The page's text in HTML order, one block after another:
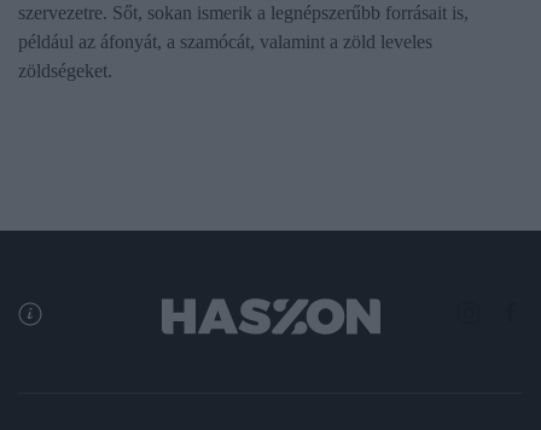
szervezetre. Sőt, sokan ismerik a legnépszerűbb forrásait is,
például az áfonyát, a szamócát, valamint a zöld leveles
zöldségeket.